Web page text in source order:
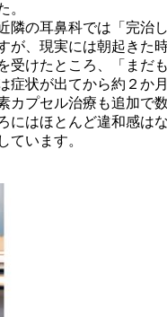
。
隣の耳鼻科では「完治
が、現実には朝起きた
受けたところ、「まだ
症状が出てから約２か
カプセル治療も追加で
にはほとんど違和感は
ています。